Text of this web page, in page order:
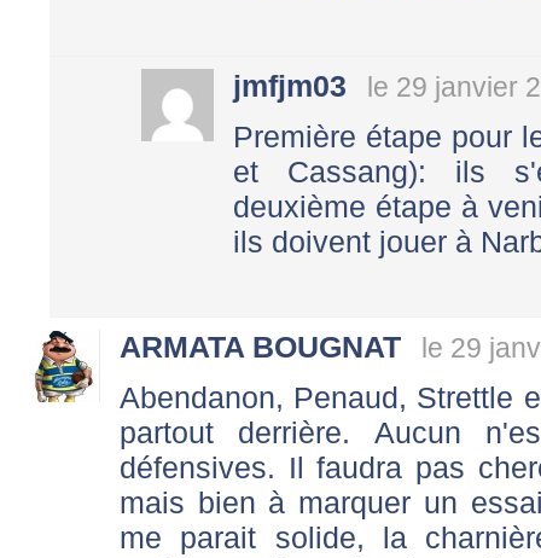
jmfjm03 le 29 janvier
Première étape pour
et Cassang): ils
deuxième étape à
ils doivent jouer à
ARMATA BOUGNAT le 29
Abendanon, Penaud, Strettle
partout derrière. Aucun
défensives. Il faudra pas
mais bien à marquer un
me parait solide, la